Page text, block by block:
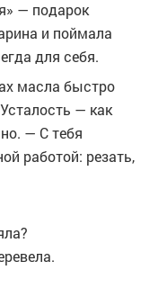
— подарок
и поймала
для себя.
масла быстро
— как
— С тебя
работой: резать,